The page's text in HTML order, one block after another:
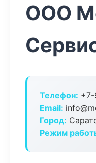
ООО
Телефон: +7-
Email:
Город:
Режим